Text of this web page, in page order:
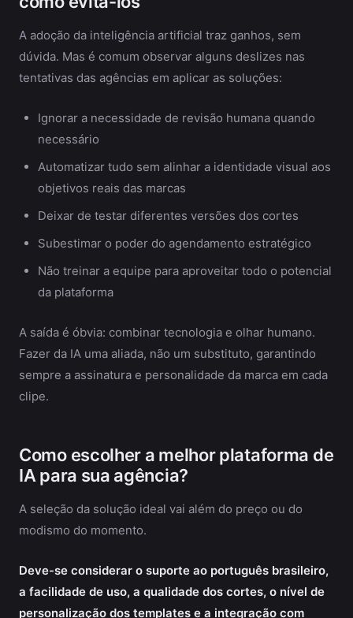
A adoção da inteligência artificial traz ganhos, sem
dúvida. Mas é comum observar alguns deslizes nas
tentativas das agências em aplicar as soluções:
Ignorar a necessidade de revisão humana quando
necessário
Automatizar tudo sem alinhar a identidade visual aos
objetivos reais das marcas
Deixar de testar diferentes versões dos cortes
Subestimar o poder do agendamento estratégico
Não treinar a equipe para aproveitar todo o potencial
da plataforma
A saída é óbvia: combinar tecnologia e olhar humano.
Fazer da IA uma aliada, não um substituto, garantindo
sempre a assinatura e personalidade da marca em cada
clipe.
Como escolher a melhor plataforma de
IA para sua agência?
A seleção da solução ideal vai além do preço ou do
modismo do momento.
Deve-se considerar o suporte ao português brasileiro,
a facilidade de uso, a qualidade dos cortes, o nível de
personalização dos templates e a integração com